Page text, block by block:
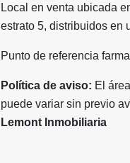
Local en venta ubicada
estrato 5, distribuidos en
Punto de referencia
Política de aviso: El
puede variar sin previo
Lemont Inmobiliaria